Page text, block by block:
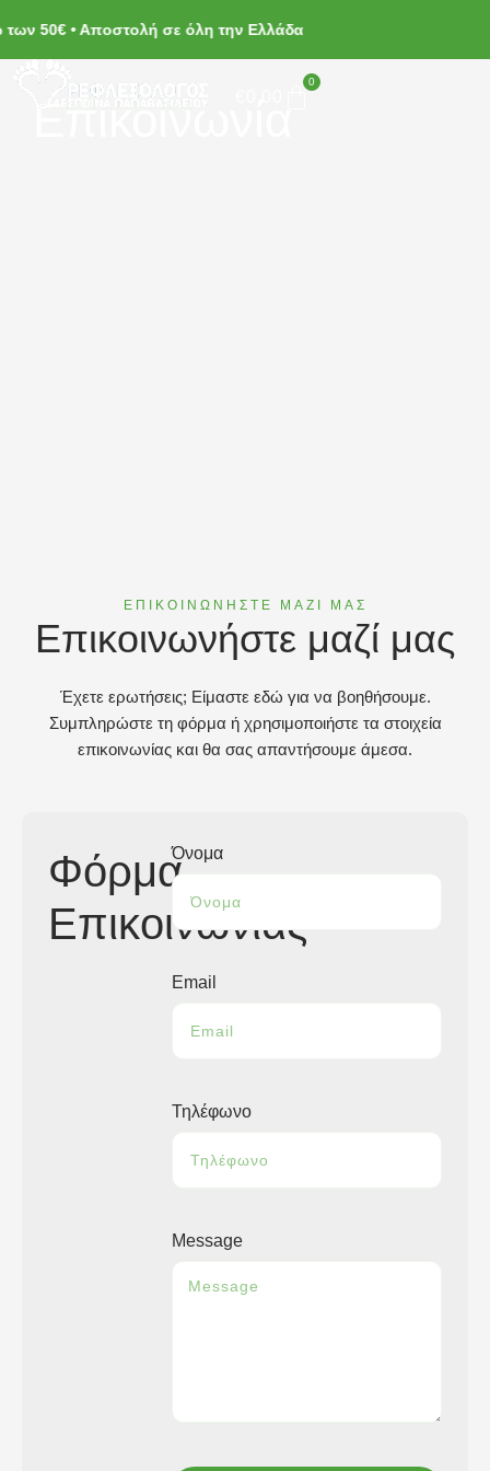
50€ • Αποστολή σε όλη την Ελλάδα
0
Επικοινωνία
ΕΠΙΚΟΙΝΩΝΗΣΤΕ ΜΑΖΙ ΜΑΣ
Επικοινωνήστε μαζί μας
Έχετε ερωτήσεις; Είμαστε εδώ για να βοηθήσουμε.
Συμπληρώστε τη φόρμα ή χρησιμοποιήστε τα στοιχεία
επικοινωνίας και θα σας απαντήσουμε άμεσα.
Φόρμα
Επικοινωνίας
Όνομα
Email
Τηλέφωνο
Message